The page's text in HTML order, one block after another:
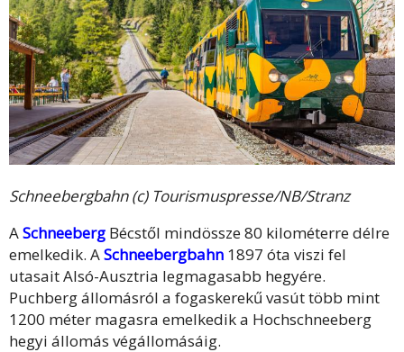
Schneebergbahn (c) Tourismuspresse/NB/Stranz
ASchneeberg Bécstől mindössze 80 kilométerre délre
emelkedik. ASchneebergbahn 1897 óta viszi fel
utasait Alsó-Ausztria legmagasabb hegyére.
Puchberg állomásról a fogaskerekű vasút több mint
1200 méter magasra emelkedik a Hochschneeberg
hegyi állomás végállomásáig.